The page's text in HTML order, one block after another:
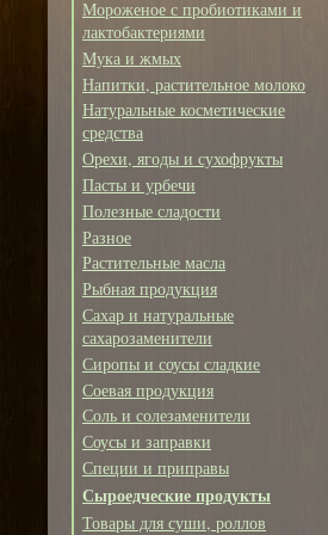
Мороженое с пробиотиками и
лактобактериями
Мука и жмых
Напитки, растительное молоко
Натуральные косметические
средства
Орехи, ягоды и сухофрукты
Пасты и урбечи
Полезные сладости
Разное
Растительные масла
Рыбная продукция
Сахар и натуральные
сахарозаменители
Сиропы и соусы сладкие
Соевая продукция
Соль и солезаменители
Соусы и заправки
Специи и приправы
Сыроедческие продукты
Товары для суши, роллов